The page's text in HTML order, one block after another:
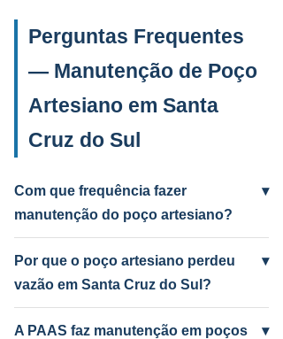
Perguntas Frequentes
— Manutenção de Poço
Artesiano em Santa
Cruz do Sul
Com que frequência fazer
manutenção do poço artesiano?
▾
Anual para uso intenso (agrícola/industrial)
e a cada 2 anos para uso residencial.
Poços antigos podem precisar mais
frequentemente.
Por que o poço artesiano perdeu
vazão em Santa Cruz do Sul?
▾
Causas mais comuns: incrustação por
ferro e manganês, colmatação do filtro,
A PAAS faz manutenção em poços
▾